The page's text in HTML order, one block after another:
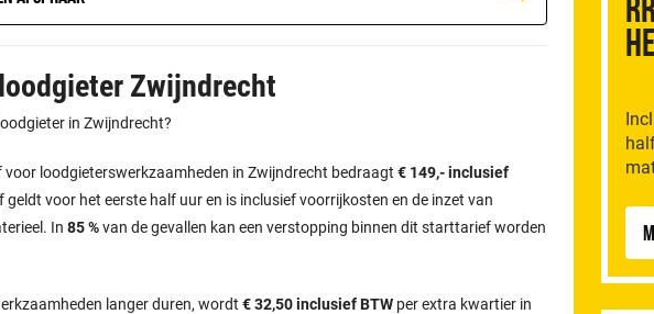
Zwijndrecht
in Zwijndrecht?
loodgieterswerkzaamheden in Zwijndrecht bedraagt € 149,- inclusief
geldt voor het eerste half uur en is inclusief voorrijkosten en de inzet van
In 85 %van de gevallen kan een verstopping binnen dit starttarief worden
langer duren, wordt € 32,50 inclusief BTW per extra kwartier in